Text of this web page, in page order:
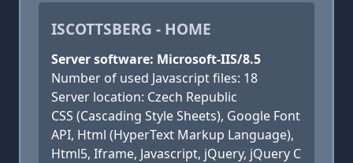
ISCOTTSBERG - HOME
Server software: Microsoft-IIS/8.5
Number of used Javascript files: 18
Server location: Czech Republic
CSS (Cascading Style Sheets), Google Font
API, Html (HyperText Markup Language),
Html5, Iframe, Javascript, jQuery, jQuery C